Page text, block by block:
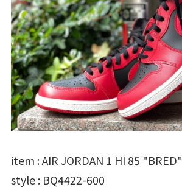
item : AIR JORDAN 1 HI 85 "BRED"
style : BQ4422-600